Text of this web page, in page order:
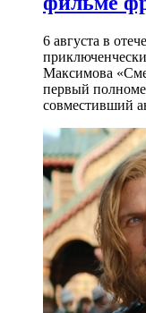
6 августа в
Максимова
первый
совместивший